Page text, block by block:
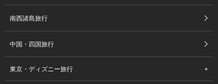
南西諸島旅行
中国・四国旅行
東京・ディズニー旅行